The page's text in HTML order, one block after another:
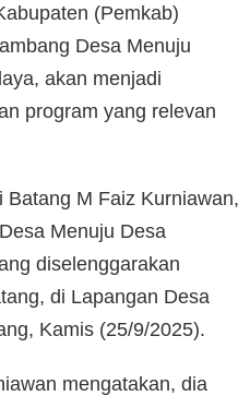
(Pemkab)
Desa Menuju
akan menjadi
program yang relevan
M Faiz Kurniawan,
Menuju Desa
diselenggarakan
di Lapangan Desa
Kamis (25/9/2025).
mengatakan, dia